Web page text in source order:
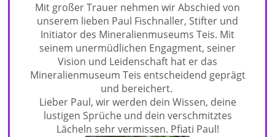
Mit großer Trauer nehmen wir Abschied von
unserem lieben Paul Fischnaller, Stifter und
Initiator des Mineralienmuseums Teis. Mit
seinem unermüdlichen Engagment, seiner
Vision und Leidenschaft hat er das
Mineralienmuseum Teis entscheidend geprägt
und bereichert.
Lieber Paul, wir werden dein Wissen, deine
lustigen Sprüche und dein verschmitztes
Lächeln sehr vermissen. Pfiati Paul!